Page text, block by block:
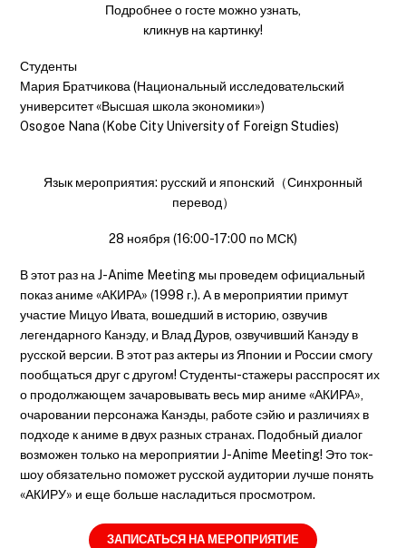
Подробнее о госте можно узнать,
кликнув на картинку!
Студенты
Мария Братчикова (Национальный исследовательский
университет «Высшая школа экономики»)
Osogoe Nana (Kobe City University of Foreign Studies)
Язык мероприятия: русский и японский（Синхронный
перевод）
28 ноября (16:00-17:00 по МСК)
В этот раз на J-Anime Meeting мы проведем официальный
показ аниме «АКИРА» (1998 г.). А в мероприятии примут
участие Мицуо Ивата, вошедший в историю, озвучив
легендарного Канэду, и Влад Дуров, озвучивший Канэду в
русской версии. В этот раз актеры из Японии и России смогу
пообщаться друг с другом! Студенты-стажеры расспросят их
о продолжающем зачаровывать весь мир аниме «АКИРА»,
очаровании персонажа Канэды, работе сэйю и различиях в
подходе к аниме в двух разных странах. Подобный диалог
возможен только на мероприятии J-Anime Meeting! Это ток-
шоу обязательно поможет русской аудитории лучше понять
«АКИРУ» и еще больше насладиться просмотром.
ЗАПИСАТЬСЯ НА МЕРОПРИЯТИЕ